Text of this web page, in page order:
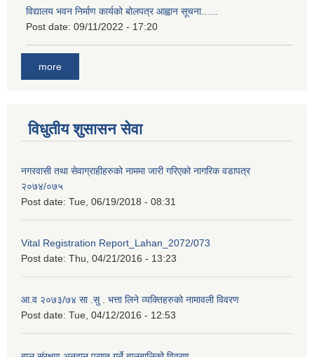
विद्यालय भवन निर्माण कार्यको बोलपत्र आह्वान सूचना......
Post date: 09/11/2022 - 17:20
more
विधुतीय शुसासन सेवा
नगरवासी तथा सेवाग्राहीहरुको नाममा जारी गरिएको नागरिक वडापत्र
२०७४/०७५
Post date: Tue, 06/19/2018 - 08:31
Vital Registration Report_Lahan_2072/073
Post date: Thu, 04/21/2016 - 13:23
आ.व २०७३/७४ सा .सु . भत्ता लिने व्यक्तिहरुको नामावली विवरण
Post date: Tue, 04/12/2016 - 12:53